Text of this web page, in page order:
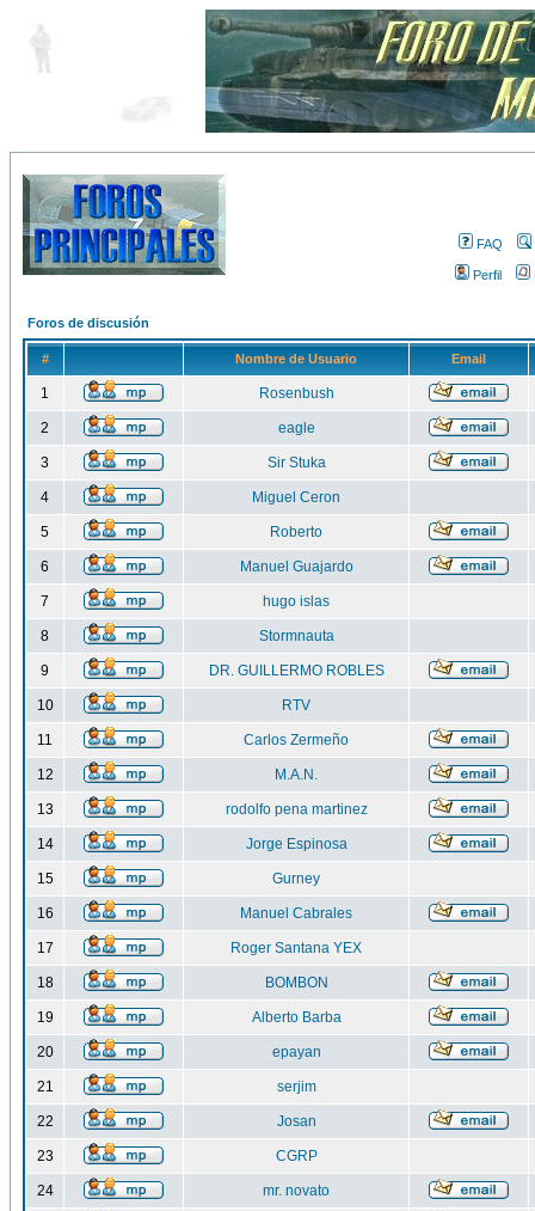
FAQ
Perfil
Foros de discusión
# Nombre de Usuario Email
1 Rosenbush
2 eagle
3 Sir Stuka
4 Miguel Ceron
5 Roberto
6 Manuel Guajardo
7 hugo islas
8 Stormnauta
9 DR. GUILLERMO ROBLES
10 RTV
11 Carlos Zermeño
12 M.A.N.
13 rodolfo pena martinez
14 Jorge Espinosa
15 Gurney
16 Manuel Cabrales
17 Roger Santana YEX
18 BOMBON
19 Alberto Barba
20 epayan
21 serjim
22 Josan
23 CGRP
24 mr. novato